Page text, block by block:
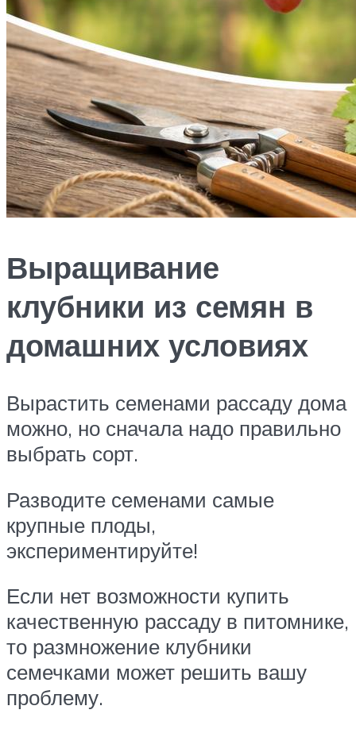
Выращивание
клубники из семян в
домашних условиях
Вырастить семенами рассаду дома
можно, но сначала надо правильно
выбрать сорт.
Разводите семенами самые
крупные плоды,
экспериментируйте!
Если нет возможности купить
качественную рассаду в питомнике,
то размножение клубники
семечками может решить вашу
проблему.